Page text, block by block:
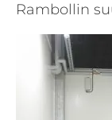
Rambollin